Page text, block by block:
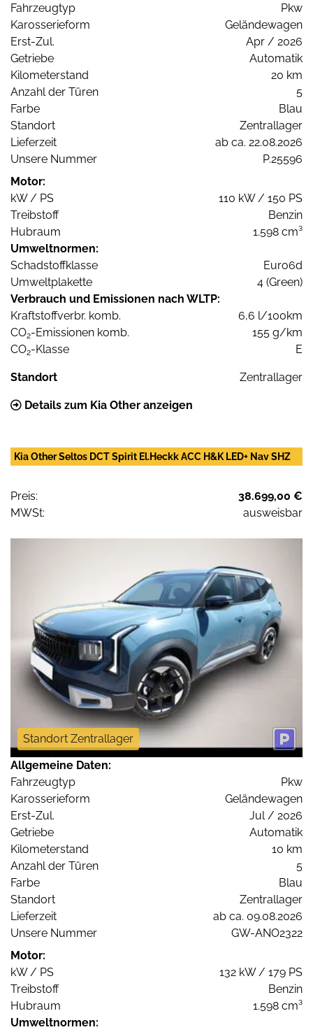
Fahrzeugtyp
Pkw
Karosserieform
Geländewagen
Erst-Zul.
Apr / 2026
Getriebe
Automatik
Kilometerstand
20 km
Anzahl der Türen
5
Farbe
Blau
Standort
Zentrallager
Lieferzeit
ab ca. 22.08.2026
Unsere Nummer
P.25596
Motor:
kW / PS
110 kW / 150 PS
Treibstoff
Benzin
Hubraum
1.598 cm³
Umweltnormen:
Schadstoffklasse
Euro6d
Umweltplakette
4 (Green)
Verbrauch und Emissionen nach WLTP:
Kraftstoffverbr. komb.
6,6 l/100km
CO2-Emissionen komb.
155 g/km
CO2-Klasse E
Standort Zentrallager
Details zum Kia Other anzeigen
Kia Other Seltos DCT Spirit El.Heckk ACC H&K LED+ Nav SHZ
Preis:
38.699,00 €
MWSt:
ausweisbar
Standort Zentrallager
Allgemeine Daten:
Fahrzeugtyp
Pkw
Karosserieform
Geländewagen
Erst-Zul.
Jul / 2026
Getriebe
Automatik
Kilometerstand
10 km
Anzahl der Türen
5
Farbe
Blau
Standort
Zentrallager
Lieferzeit
ab ca. 09.08.2026
Unsere Nummer
GW-ANO2322
Motor:
kW / PS
132 kW / 179 PS
Treibstoff
Benzin
Hubraum
1.598 cm³
Umweltnormen: